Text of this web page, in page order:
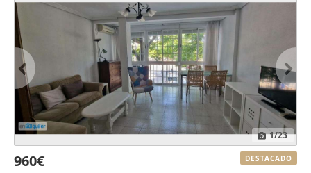
1/23
960€ DESTACADO